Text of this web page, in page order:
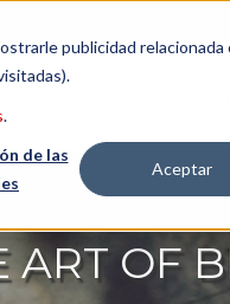
publicidad
.
de las
Aceptar
ART OF